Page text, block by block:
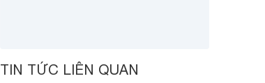
TIN TỨC LIÊN QUAN